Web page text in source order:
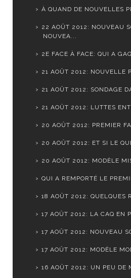
À QUAND DE NOUVELLES
22 AOÛT 2012: NOUVEAU
NOUVEA...
2E FACE À FACE: QUI A
21 AOÛT 2012: NOUVELLE
21 AOÛT 2012: SONDAGE
21 AOÛT 2012: LUTTES
20 AOÛT 2012: PREMIER
20 AOÛT 2012: ET SI LE
20 AOÛT 2012: MODÈLE
QUI A REMPORTÉ LE
18 AOÛT 2012: QUELQUES
17 AOÛT 2012: LA CAQ EN
17 AOÛT 2012: NOUVEAU
17 AOÛT 2012: MODÈLE
16 AOÛT 2012: UN PEU DE